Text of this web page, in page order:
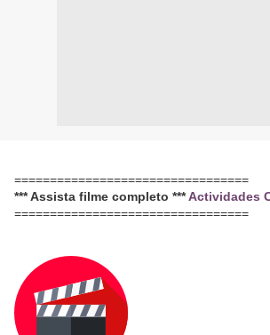
=================================
*** Assista filme completo ***Actividades
=================================